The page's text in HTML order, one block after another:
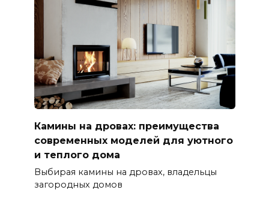
Камины на дровах: преимущества
современных моделей для уютного
и теплого дома
Выбирая камины на дровах, владельцы
загородных домов